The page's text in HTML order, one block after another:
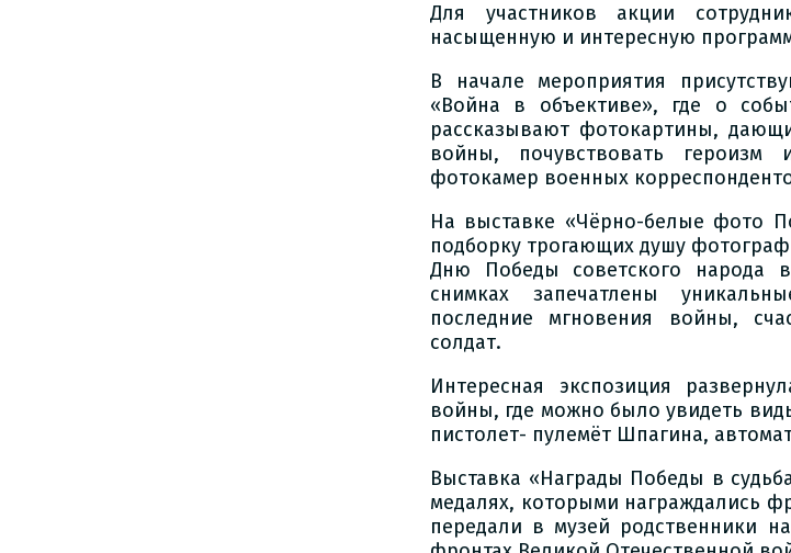
Для участников акции
насыщенную и интересную
В начале мероприятия
«Война в объективе», где о
рассказывают фотокартины,
войны, почувствовать
фотокамер военных
На выставке «Чёрно-белые фото
подборку трогающих душу
Дню Победы советского народа
снимках запечатлены
последние мгновения войны,
солдат.
Интересная экспозиция
войны, где можно было увидеть
пистолет- пулемёт Шпагина,
Выставка «Награды Победы в
медалях, которыми награждались
передали в музей родственники